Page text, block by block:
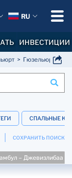
Гюзельюрт
СПАЛЬНЫЕ
СОХРАНИТЬ ПОИСК
– Джевизлибаа
RU
ИНВЕСТИЦИИ